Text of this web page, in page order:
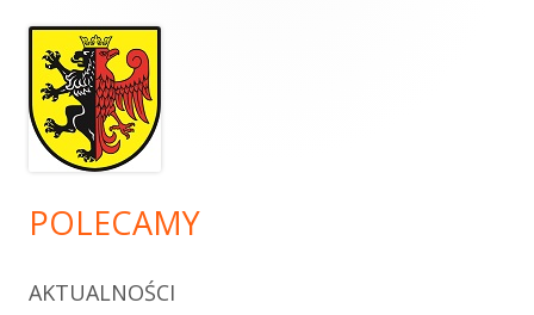
POLECAMY
AKTUALNOŚCI